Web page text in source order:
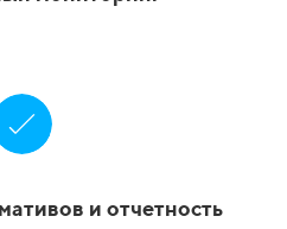
и отчетность